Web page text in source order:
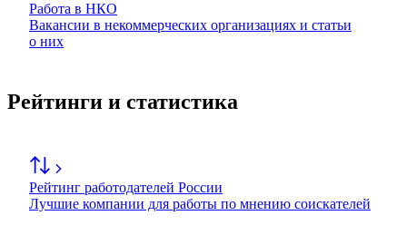
Работа в НКО
Вакансии в некоммерческих организациях и статьи
о них
Рейтинги и статистика
Рейтинг работодателей России
Лучшие компании для работы по мнению соискателей